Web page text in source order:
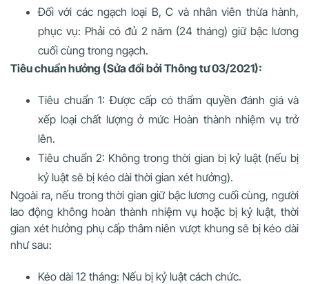
Đối với các ngạch loại B, C và nhân viên thừa hành,
phục vụ: Phải có đủ 2 năm (24 tháng) giữ bậc lương
cuối cùng trong ngạch.
Tiêu chuẩn hưởng (Sửa đổi bởi Thông tư 03/2021):
Tiêu chuẩn 1: Được cấp có thẩm quyền đánh giá và
xếp loại chất lượng ở mức Hoàn thành nhiệm vụ trở
lên.
Tiêu chuẩn 2: Không trong thời gian bị kỷ luật (nếu bị
kỷ luật sẽ bị kéo dài thời gian xét hưởng).
Ngoài ra, nếu trong thời gian giữ bậc lương cuối cùng, người
lao động không hoàn thành nhiệm vụ hoặc bị kỷ luật, thời
gian xét hưởng phụ cấp thâm niên vượt khung sẽ bị kéo dài
như sau:
Kéo dài 12 tháng: Nếu bị kỷ luật cách chức.